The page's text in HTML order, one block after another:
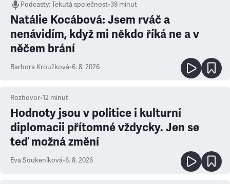
Podcasty:Tekutá společnost•39 minut
Natálie Kocábová: Jsem rváč a
nenávidím, když mi někdo říká ne a v
něčem brání
Barbora Kroužková•6. 8. 2026
Rozhovor•12 minut
Hodnoty jsou v politice i kulturní
diplomacii přítomné vždycky. Jen se
teď možná změní
Eva Soukeníková•6. 8. 2026